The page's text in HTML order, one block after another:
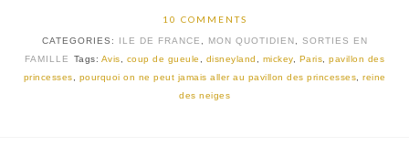
10 COMMENTS
CATEGORIES: ILE DE FRANCE MON QUOTIDIEN
SORTIES EN
FAMILLE
Tags: Avis coup de gueule disneyland mickey, Paris ,pavillon des
princesses
pourquoi on ne peut jamais aller au pavillon des princesses
reine
des neiges